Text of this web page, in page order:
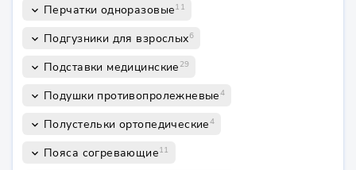
keyboard_arrow_down Перчатки одноразовые11
keyboard_arrow_down Подгузники для взрослых6
keyboard_arrow_down Подставки медицинские 29
keyboard_arrow_down Подушки противопролежневые4
keyboard_arrow_down Полустельки ортопедические4
keyboard_arrow_down Пояса согревающие11